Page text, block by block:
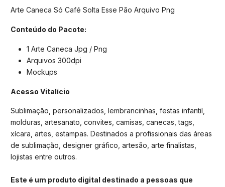
Arte Caneca Só Café Solta Esse Pão Arquivo Png
Conteúdo do Pacote:
1 Arte Caneca Jpg / Png
Arquivos 300dpi
Mockups
Acesso Vitalício
Sublimação, personalizados, lembrancinhas, festas infantil,
molduras, artesanato, convites, camisas, canecas, tags,
xícara, artes, estampas. Destinados a profissionais das áreas
de sublimação, designer gráfico, artesão, arte finalistas,
lojistas entre outros.
Este é um produto digital destinado a pessoas que